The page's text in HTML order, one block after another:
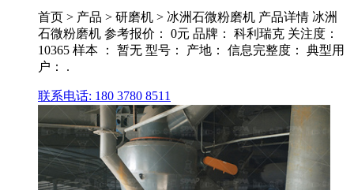
首页 > 产品 > 研磨机 > 冰洲石微粉磨机 产品详情 冰洲
石微粉磨机 参考报价： 0元 品牌： 科利瑞克 关注度：
10365 样本 ： 暂无 型号： 产地： 信息完整度： 典型用
户： .
联系电话: 180 3780 8511